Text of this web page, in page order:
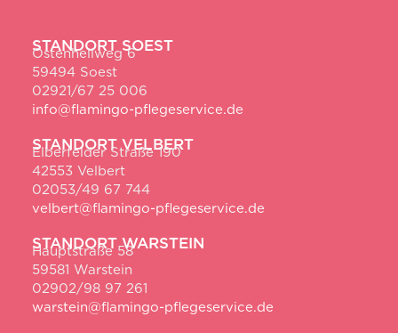
STANDORT SOEST
Ostenhellweg 6
59494 Soest
02921/67 25 006
info@flamingo-pflegeservice.de
STANDORT VELBERT
Elberfelder Straße 190
42553 Velbert
02053/49 67 744
velbert@flamingo-pflegeservice.de
STANDORT WARSTEIN
Hauptstraße 58
59581 Warstein
02902/98 97 261
warstein@flamingo-pflegeservice.de